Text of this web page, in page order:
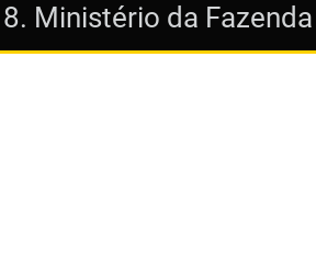
Ministério da